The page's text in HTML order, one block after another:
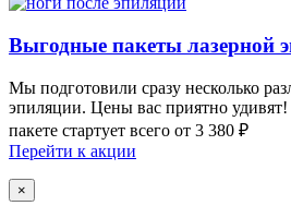
Выгодные пакеты лазерной
Мы подготовили сразу несколько
эпиляции. Цены вас приятно удивят!
пакете стартует всего от 3 380 ₽
Перейти к акции
×